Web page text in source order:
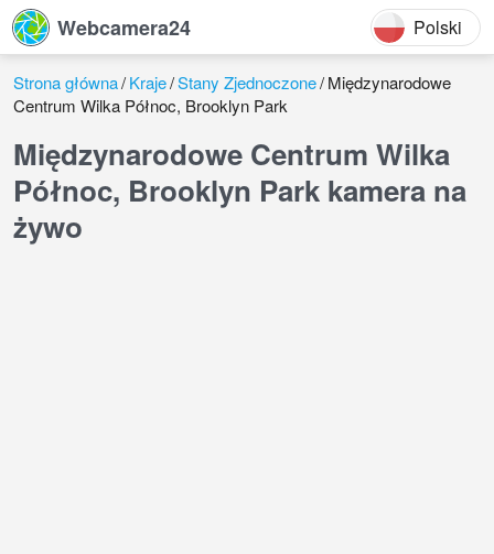
Webcamera24 Polski
Strona główna Kraje Stany Zjednoczone Międzynarodowe
Centrum Wilka Północ, Brooklyn Park
Międzynarodowe Centrum Wilka
Północ, Brooklyn Park kamera na
żywo